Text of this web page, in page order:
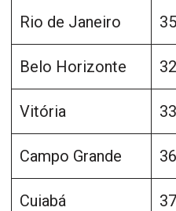
Rio de Janeiro
Belo Horizonte
Vitória
Campo Grande
Cuiabá